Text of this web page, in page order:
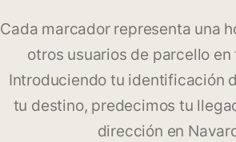
Cada marcador representa una
otros usuarios de parcello
Introduciendo tu identificación
tu destino, predecimos tu
dirección en